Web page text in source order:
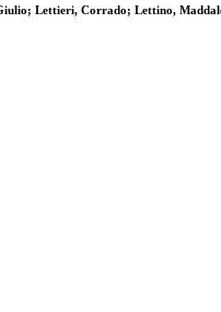
Lettieri, Corrado; Lettino,